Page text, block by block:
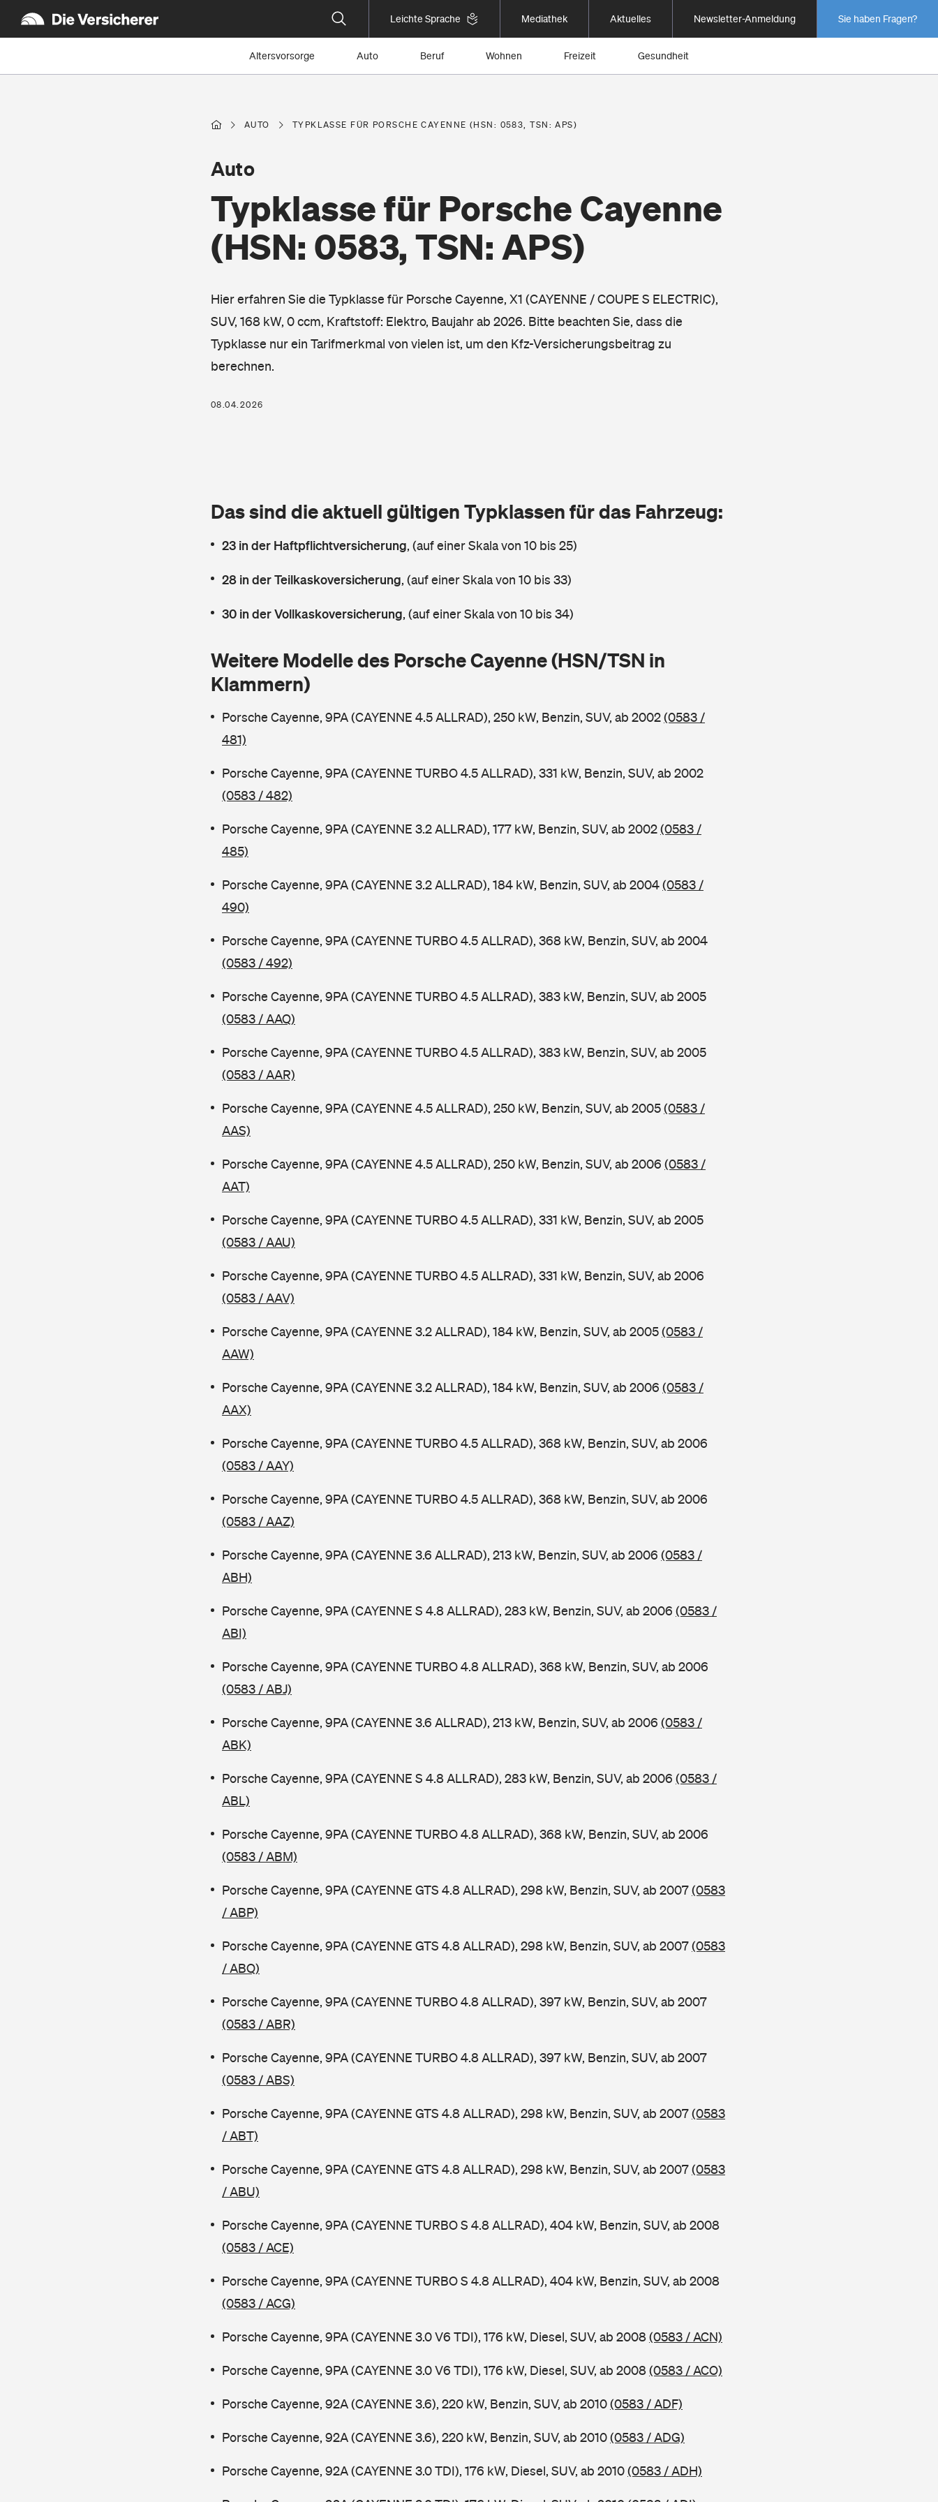
Leichte Sprache Mediathek Aktuelles Newsletter-Anmeldung Sie haben Fragen?
Altersvorsorge Auto Beruf Wohnen Freizeit Gesundheit
AUTO TYPKLASSE FÜR PORSCHE CAYENNE (HSN: 0583, TSN: APS)
Typklasse für Porsche Cayenne
(HSN: 0583, TSN: APS)
Auto
Hier erfahren Sie die Typklasse für Porsche Cayenne, X1 (CAYENNE / COUPE S ELECTRIC),
SUV, 168 kW, 0 ccm, Kraftstoff: Elektro, Baujahr ab 2026. Bitte beachten Sie, dass die
Typklasse nur ein Tarifmerkmal von vielen ist, um den Kfz-Versicherungsbeitrag zu
berechnen.
08.04.2026
Das sind die aktuell gültigen Typklassen für das Fahrzeug:
23 in der Haftpflichtversicherung, (auf einer Skala von 10 bis 25)
28 in der Teilkaskoversicherung, (auf einer Skala von 10 bis 33)
30 in der Vollkaskoversicherung, (auf einer Skala von 10 bis 34)
Weitere Modelle des Porsche Cayenne (HSN/TSN in
Klammern)
Porsche Cayenne, 9PA (CAYENNE 4.5 ALLRAD), 250 kW, Benzin, SUV, ab 2002(0583 /
481)
Porsche Cayenne, 9PA (CAYENNE TURBO 4.5 ALLRAD), 331 kW, Benzin, SUV, ab 2002
(0583 / 482)
Porsche Cayenne, 9PA (CAYENNE 3.2 ALLRAD), 177 kW, Benzin, SUV, ab 2002(0583 /
485)
Porsche Cayenne, 9PA (CAYENNE 3.2 ALLRAD), 184 kW, Benzin, SUV, ab 2004(0583 /
490)
Porsche Cayenne, 9PA (CAYENNE TURBO 4.5 ALLRAD), 368 kW, Benzin, SUV, ab 2004
(0583 / 492)
Porsche Cayenne, 9PA (CAYENNE TURBO 4.5 ALLRAD), 383 kW, Benzin, SUV, ab 2005
(0583 / AAQ)
Porsche Cayenne, 9PA (CAYENNE TURBO 4.5 ALLRAD), 383 kW, Benzin, SUV, ab 2005
(0583 / AAR)
Porsche Cayenne, 9PA (CAYENNE 4.5 ALLRAD), 250 kW, Benzin, SUV, ab 2005(0583 /
AAS)
Porsche Cayenne, 9PA (CAYENNE 4.5 ALLRAD), 250 kW, Benzin, SUV, ab 2006 (0583 /
AAT)
Porsche Cayenne, 9PA (CAYENNE TURBO 4.5 ALLRAD), 331 kW, Benzin, SUV, ab 2005
(0583 / AAU)
Porsche Cayenne, 9PA (CAYENNE TURBO 4.5 ALLRAD), 331 kW, Benzin, SUV, ab 2006
(0583 / AAV)
Porsche Cayenne, 9PA (CAYENNE 3.2 ALLRAD), 184 kW, Benzin, SUV, ab 2005(0583 /
AAW)
Porsche Cayenne, 9PA (CAYENNE 3.2 ALLRAD), 184 kW, Benzin, SUV, ab 2006 (0583 /
AAX)
Porsche Cayenne, 9PA (CAYENNE TURBO 4.5 ALLRAD), 368 kW, Benzin, SUV, ab 2006
(0583 / AAY)
Porsche Cayenne, 9PA (CAYENNE TURBO 4.5 ALLRAD), 368 kW, Benzin, SUV, ab 2006
(0583 / AAZ)
Porsche Cayenne, 9PA (CAYENNE 3.6 ALLRAD), 213 kW, Benzin, SUV, ab 2006 (0583 /
ABH)
Porsche Cayenne, 9PA (CAYENNE S 4.8 ALLRAD), 283 kW, Benzin, SUV, ab 2006 (0583 /
ABI)
Porsche Cayenne, 9PA (CAYENNE TURBO 4.8 ALLRAD), 368 kW, Benzin, SUV, ab 2006
(0583 / ABJ)
Porsche Cayenne, 9PA (CAYENNE 3.6 ALLRAD), 213 kW, Benzin, SUV, ab 2006 (0583 /
ABK)
Porsche Cayenne, 9PA (CAYENNE S 4.8 ALLRAD), 283 kW, Benzin, SUV, ab 2006 (0583 /
ABL)
Porsche Cayenne, 9PA (CAYENNE TURBO 4.8 ALLRAD), 368 kW, Benzin, SUV, ab 2006
(0583 / ABM)
Porsche Cayenne, 9PA (CAYENNE GTS 4.8 ALLRAD), 298 kW, Benzin, SUV, ab 2007(0583
/ ABP)
Porsche Cayenne, 9PA (CAYENNE GTS 4.8 ALLRAD), 298 kW, Benzin, SUV, ab 2007(0583
/ ABQ)
Porsche Cayenne, 9PA (CAYENNE TURBO 4.8 ALLRAD), 397 kW, Benzin, SUV, ab 2007
(0583 / ABR)
Porsche Cayenne, 9PA (CAYENNE TURBO 4.8 ALLRAD), 397 kW, Benzin, SUV, ab 2007
(0583 / ABS)
Porsche Cayenne, 9PA (CAYENNE GTS 4.8 ALLRAD), 298 kW, Benzin, SUV, ab 2007(0583
/ ABT)
Porsche Cayenne, 9PA (CAYENNE GTS 4.8 ALLRAD), 298 kW, Benzin, SUV, ab 2007(0583
/ ABU)
Porsche Cayenne, 9PA (CAYENNE TURBO S 4.8 ALLRAD), 404 kW, Benzin, SUV, ab 2008
(0583 / ACE)
Porsche Cayenne, 9PA (CAYENNE TURBO S 4.8 ALLRAD), 404 kW, Benzin, SUV, ab 2008
(0583 / ACG)
Porsche Cayenne, 9PA (CAYENNE 3.0 V6 TDI), 176 kW, Diesel, SUV, ab 2008(0583 / ACN)
Porsche Cayenne, 9PA (CAYENNE 3.0 V6 TDI), 176 kW, Diesel, SUV, ab 2008(0583 / ACO)
Porsche Cayenne, 92A (CAYENNE 3.6), 220 kW, Benzin, SUV, ab 2010(0583 / ADF)
Porsche Cayenne, 92A (CAYENNE 3.6), 220 kW, Benzin, SUV, ab 2010(0583 / ADG)
Porsche Cayenne, 92A (CAYENNE 3.0 TDI), 176 kW, Diesel, SUV, ab 2010(0583 / ADH)